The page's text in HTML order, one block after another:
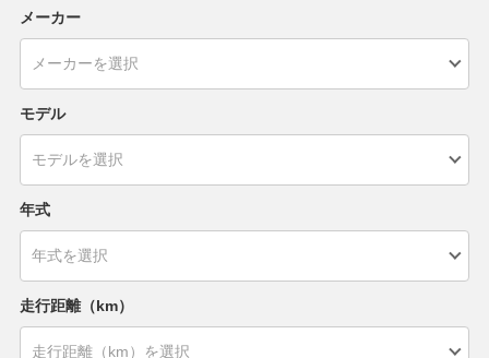
メーカー
モデル
年式
走行距離（km）